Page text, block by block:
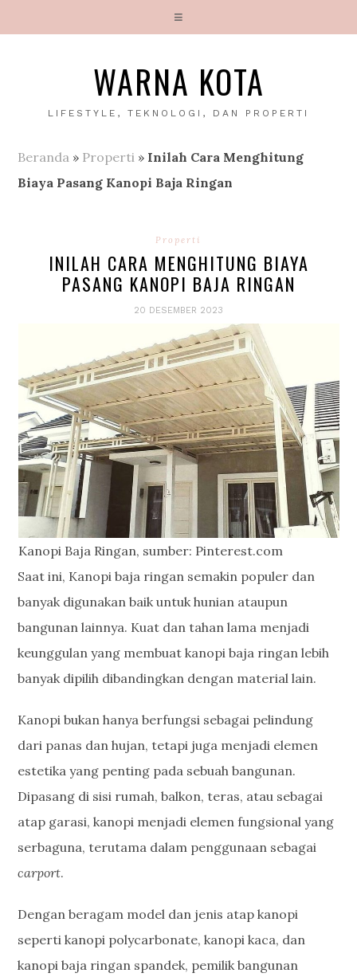
WARNA KOTA
LIFESTYLE, TEKNOLOGI, DAN PROPERTI
Beranda » Properti » Inilah Cara Menghitung
Biaya Pasang Kanopi Baja Ringan
Properti
INILAH CARA MENGHITUNG BIAYA
PASANG KANOPI BAJA RINGAN
20 DESEMBER 2023
Kanopi Baja Ringan, sumber: Pinterest.com
Saat ini, Kanopi baja ringan semakin populer dan
banyak digunakan baik untuk hunian ataupun
bangunan lainnya. Kuat dan tahan lama menjadi
keunggulan yang membuat kanopi baja ringan lebih
banyak dipilih dibandingkan dengan material lain.
Kanopi bukan hanya berfungsi sebagai pelindung
dari panas dan hujan, tetapi juga menjadi elemen
estetika yang penting pada sebuah bangunan.
Dipasang di sisi rumah, balkon, teras, atau sebagai
atap garasi, kanopi menjadi elemen fungsional yang
serbaguna, terutama dalam penggunaan sebagai
carport.
Dengan beragam model dan jenis atap kanopi
seperti kanopi polycarbonate, kanopi kaca, dan
kanopi baja ringan spandek, pemilik bangunan